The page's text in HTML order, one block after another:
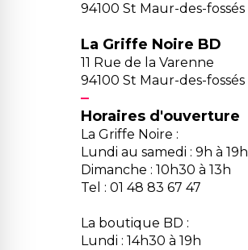
94100 St Maur-des-fossés
La Griffe Noire BD
11 Rue de la Varenne
94100 St Maur-des-fossés
Horaires d'ouverture
La Griffe Noire :
Lundi au samedi : 9h à 19h
Dimanche : 10h30 à 13h
Tel : 01 48 83 67 47
La boutique BD :
Lundi : 14h30 à 19h